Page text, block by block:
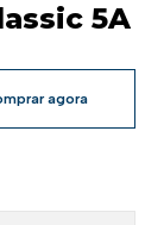
5A
agora